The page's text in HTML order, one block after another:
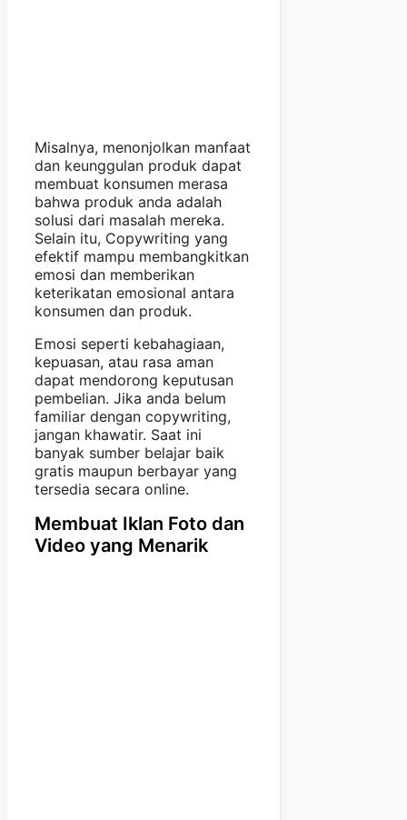
Misalnya, menonjolkan manfaat
dan keunggulan produk dapat
membuat konsumen merasa
bahwa produk anda adalah
solusi dari masalah mereka.
Selain itu, Copywriting yang
efektif mampu membangkitkan
emosi dan memberikan
keterikatan emosional antara
konsumen dan produk.
Emosi seperti kebahagiaan,
kepuasan, atau rasa aman
dapat mendorong keputusan
pembelian. Jika anda belum
familiar dengan copywriting,
jangan khawatir. Saat ini
banyak sumber belajar baik
gratis maupun berbayar yang
tersedia secara online.
Membuat Iklan Foto dan
Video yang Menarik